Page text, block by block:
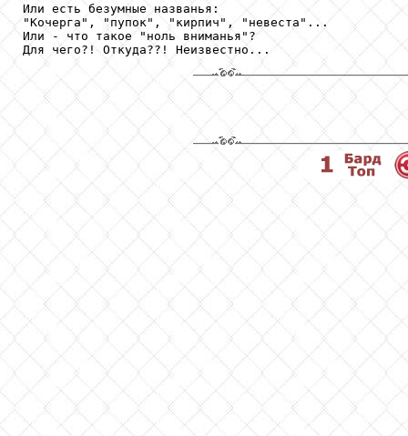
Или есть безумные названья:
"Кочерга", "пупок", "кирпич", "невеста"...
Или - что такое "ноль вниманья"?
Для чего?! Откуда??! Неизвестно...